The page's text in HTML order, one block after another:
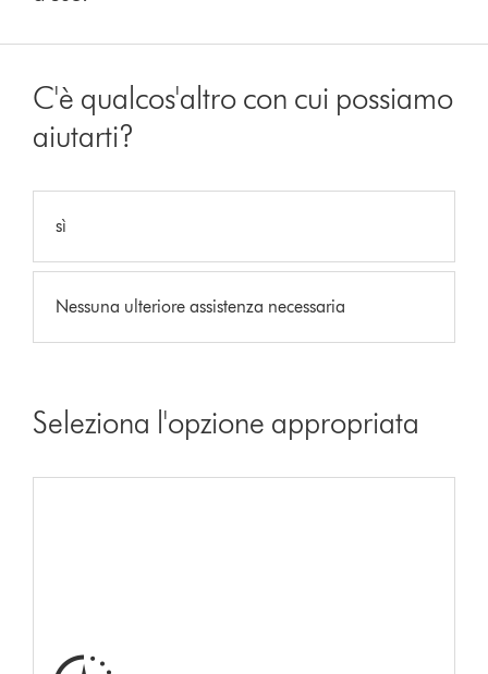
C'è qualcos'altro con cui possiamo
aiutarti?
sì
Nessuna ulteriore assistenza necessaria
Seleziona l'opzione appropriata